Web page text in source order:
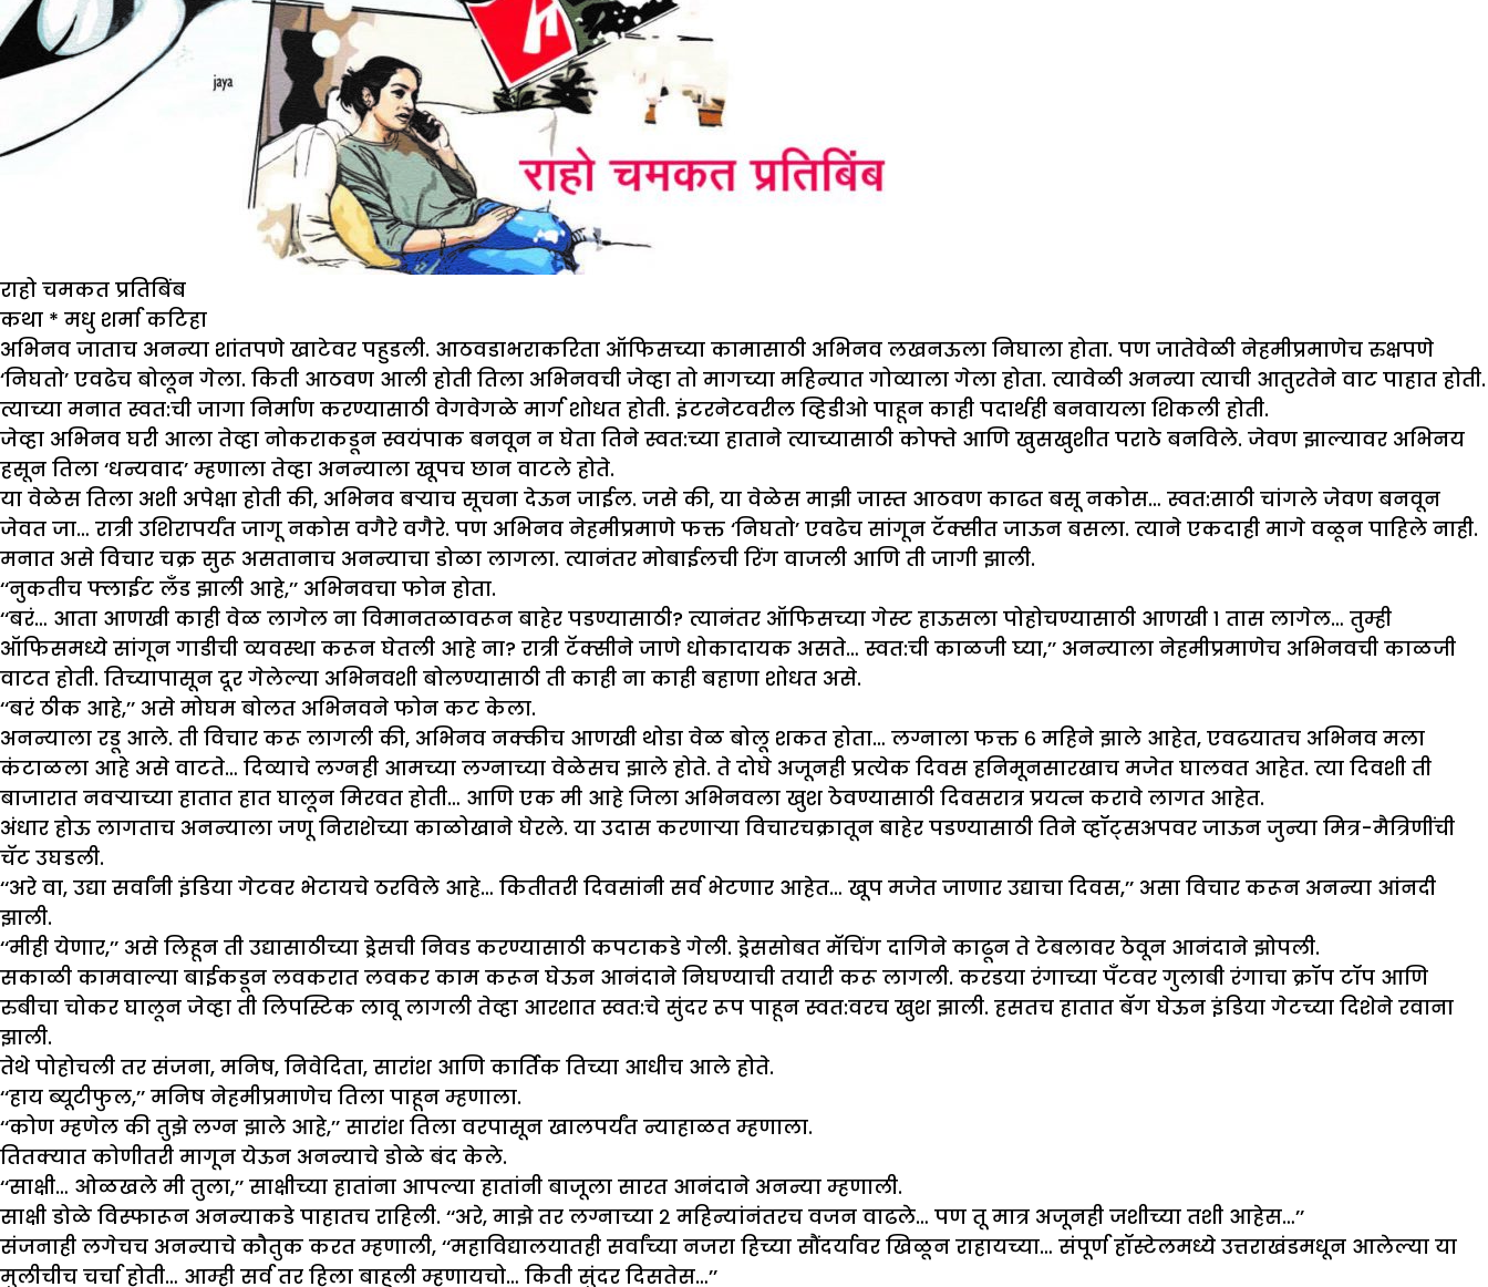
राहो चमकत प्रतिबिंब
कथा * मधु शर्मा कटिहा
अभिनव जाताच अनन्या शांतपणे खाटेवर पहुडली. आठवडाभराकरिता ऑफिसच्या कामासाठी अभिनव लखनऊला निघाला होता. पण जातेवेळी नेहमीप्रमाणेच रुक्षपणे
‘निघतो’ एवढेच बोलून गेला. किती आठवण आली होती तिला अभिनवची जेव्हा तो मागच्या महिन्यात गोव्याला गेला होता. त्यावेळी अनन्या त्याची आतुरतेने वाट पाहात होती.
त्याच्या मनात स्वत:ची जागा निर्माण करण्यासाठी वेगवेगळे मार्ग शोधत होती. इंटरनेटवरील व्हिडीओ पाहून काही पदार्थही बनवायला शिकली होती.
जेव्हा अभिनव घरी आला तेव्हा नोकराकडून स्वयंपाक बनवून न घेता तिने स्वत:च्या हाताने त्याच्यासाठी कोफ्ते आणि खुसखुशीत पराठे बनविले. जेवण झाल्यावर अभिनय
हसून तिला ‘धन्यवाद’ म्हणाला तेव्हा अनन्याला खूपच छान वाटले होते.
या वेळेस तिला अशी अपेक्षा होती की, अभिनव बऱ्याच सूचना देऊन जाईल. जसे की, या वेळेस माझी जास्त आठवण काढत बसू नकोस… स्वत:साठी चांगले जेवण बनवून
जेवत जा… रात्री उशिरापर्यंत जागू नकोस वगैरे वगैरे. पण अभिनव नेहमीप्रमाणे फक्त ‘निघतो’ एवढेच सांगून टॅक्सीत जाऊन बसला. त्याने एकदाही मागे वळून पाहिले नाही.
मनात असे विचार चक्र सुरू असतानाच अनन्याचा डोळा लागला. त्यानंतर मोबाईलची रिंग वाजली आणि ती जागी झाली.
‘‘नुकतीच फ्लाईट लँड झाली आहे,’’ अभिनवचा फोन होता.
‘‘बरं… आता आणखी काही वेळ लागेल ना विमानतळावरून बाहेर पडण्यासाठी? त्यानंतर ऑफिसच्या गेस्ट हाऊसला पोहोचण्यासाठी आणखी १ तास लागेल… तुम्ही
ऑफिसमध्ये सांगून गाडीची व्यवस्था करून घेतली आहे ना? रात्री टॅक्सीने जाणे धोकादायक असते… स्वत:ची काळजी घ्या,’’ अनन्याला नेहमीप्रमाणेच अभिनवची काळजी
वाटत होती. तिच्यापासून दूर गेलेल्या अभिनवशी बोलण्यासाठी ती काही ना काही बहाणा शोधत असे.
‘‘बरं ठीक आहे,’’ असे मोघम बोलत अभिनवने फोन कट केला.
अनन्याला रडू आले. ती विचार करू लागली की, अभिनव नक्कीच आणखी थोडा वेळ बोलू शकत होता… लग्नाला फक्त ६ महिने झाले आहेत, एवढयातच अभिनव मला
कंटाळला आहे असे वाटते… दिव्याचे लग्नही आमच्या लग्नाच्या वेळेसच झाले होते. ते दोघे अजूनही प्रत्येक दिवस हनिमूनसारखाच मजेत घालवत आहेत. त्या दिवशी ती
बाजारात नवऱ्याच्या हातात हात घालून मिरवत होती… आणि एक मी आहे जिला अभिनवला खुश ठेवण्यासाठी दिवसरात्र प्रयत्न करावे लागत आहेत.
अंधार होऊ लागताच अनन्याला जणू निराशेच्या काळोखाने घेरले. या उदास करणाऱ्या विचारचक्रातून बाहेर पडण्यासाठी तिने व्हॉट्सअपवर जाऊन जुन्या मित्र-मैत्रिणींची
चॅट उघडली.
‘‘अरे वा, उद्या सर्वांनी इंडिया गेटवर भेटायचे ठरविले आहे… कितीतरी दिवसांनी सर्व भेटणार आहेत… खूप मजेत जाणार उद्याचा दिवस,’’ असा विचार करून अनन्या आंनदी
झाली.
‘‘मीही येणार,’’ असे लिहून ती उद्यासाठीच्या ड्रेसची निवड करण्यासाठी कपटाकडे गेली. ड्रेससोबत मॅचिंग दागिने काढून ते टेबलावर ठेवून आनंदाने झोपली.
सकाळी कामवाल्या बाईकडून लवकरात लवकर काम करून घेऊन आनंदाने निघण्याची तयारी करू लागली. करडया रंगाच्या पँटवर गुलाबी रंगाचा क्रॉप टॉप आणि
रुबीचा चोकर घालून जेव्हा ती लिपस्टिक लावू लागली तेव्हा आरशात स्वत:चे सुंदर रूप पाहून स्वत:वरच खुश झाली. हसतच हातात बॅग घेऊन इंडिया गेटच्या दिशेने रवाना
झाली.
तेथे पोहोचली तर संजना, मनिष, निवेदिता, सारांश आणि कार्तिक तिच्या आधीच आले होते.
‘‘हाय ब्यूटीफुल,’’ मनिष नेहमीप्रमाणेच तिला पाहून म्हणाला.
‘‘कोण म्हणेल की तुझे लग्न झाले आहे,’’ सारांश तिला वरपासून खालपर्यंत न्याहाळत म्हणाला.
तितक्यात कोणीतरी मागून येऊन अनन्याचे डोळे बंद केले.
‘‘साक्षी… ओळखले मी तुला,’’ साक्षीच्या हातांना आपल्या हातांनी बाजूला सारत आनंदाने अनन्या म्हणाली.
साक्षी डोळे विस्फारून अनन्याकडे पाहातच राहिली. ‘‘अरे, माझे तर लग्नाच्या २ महिन्यांनंतरच वजन वाढले… पण तू मात्र अजूनही जशीच्या तशी आहेस…’’
संजनाही लगेचच अनन्याचे कौतुक करत म्हणाली, ‘‘महाविद्यालयातही सर्वांच्या नजरा हिच्या सौंदर्यावर खिळून राहायच्या… संपूर्ण हॉस्टेलमध्ये उत्तराखंडमधून आलेल्या या
मुलीचीच चर्चा होती… आम्ही सर्व तर हिला बाहुली म्हणायचो… किती सुंदर दिसतेस…’’